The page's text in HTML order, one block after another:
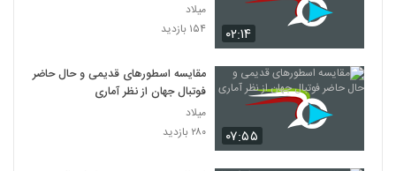
۰۲:۱۴
میلاد
۱۵۴ بازدید
۰۷:۵۵
مقایسه اسطورهای قدیمی و حال حاضر
فوتبال جهان از نظر آماری
میلاد
۲۸۰ بازدید